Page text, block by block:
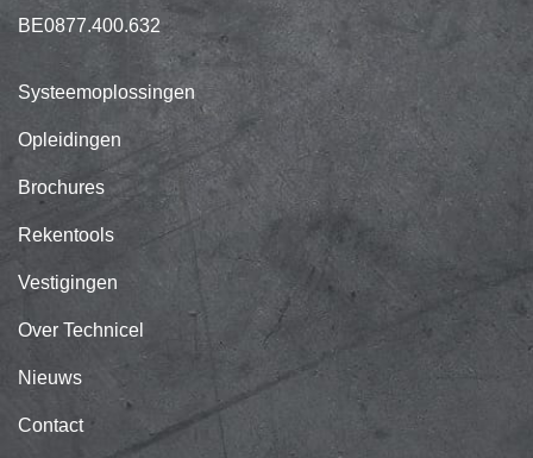
BE0877.400.632
Systeemoplossingen
Opleidingen
Brochures
Rekentools
Vestigingen
Over Technicel
Nieuws
Contact